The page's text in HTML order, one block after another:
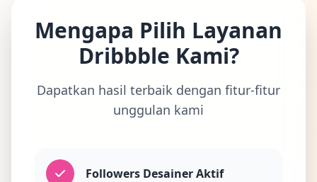
Mengapa Pilih Layanan
Dribbble Kami?
Dapatkan hasil terbaik dengan fitur-fitur
unggulan kami
Followers Desainer Aktif